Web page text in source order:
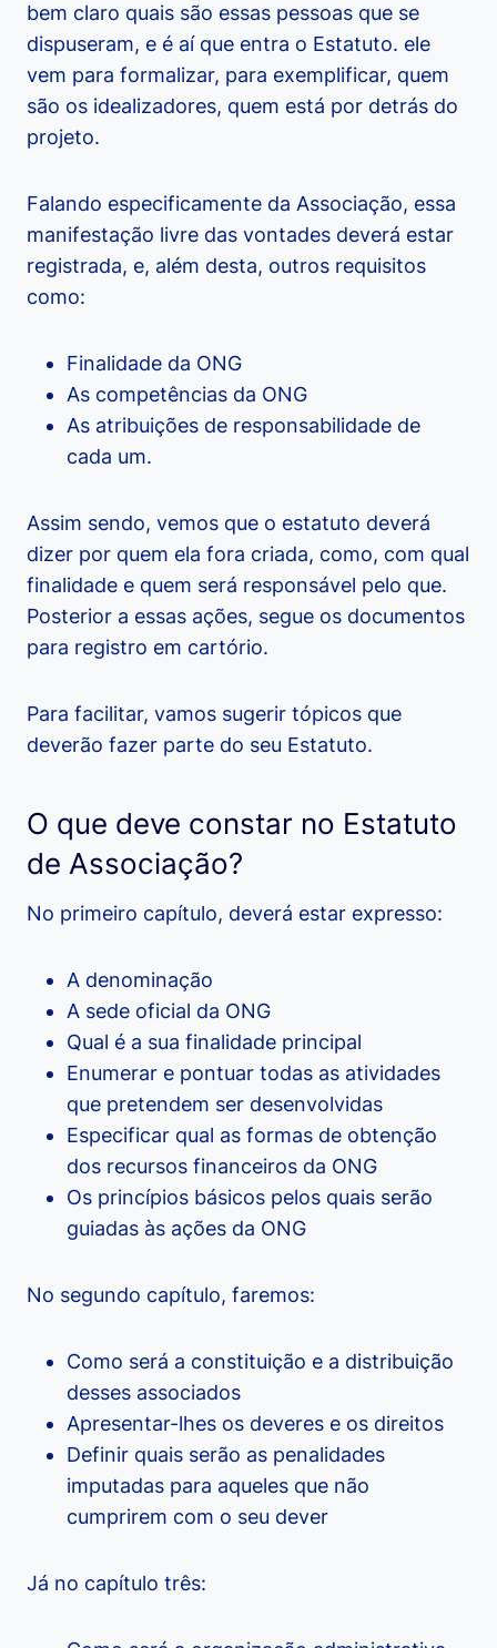
bem claro quais são essas pessoas que se
dispuseram, e é aí que entra o Estatuto. ele
vem para formalizar, para exemplificar, quem
são os idealizadores, quem está por detrás do
projeto.
Falando especificamente da Associação, essa
manifestação livre das vontades deverá estar
registrada, e, além desta, outros requisitos
como:
Finalidade da ONG
As competências da ONG
As atribuições de responsabilidade de
cada um.
Assim sendo, vemos que o estatuto deverá
dizer por quem ela fora criada, como, com qual
finalidade e quem será responsável pelo que.
Posterior a essas ações, segue os documentos
para registro em cartório.
Para facilitar, vamos sugerir tópicos que
deverão fazer parte do seu Estatuto.
O que deve constar no Estatuto
de Associação?
No primeiro capítulo, deverá estar expresso:
A denominação
A sede oficial da ONG
Qual é a sua finalidade principal
Enumerar e pontuar todas as atividades
que pretendem ser desenvolvidas
Especificar qual as formas de obtenção
dos recursos financeiros da ONG
Os princípios básicos pelos quais serão
guiadas às ações da ONG
No segundo capítulo, faremos:
Como será a constituição e a distribuição
desses associados
Apresentar-lhes os deveres e os direitos
Definir quais serão as penalidades
imputadas para aqueles que não
cumprirem com o seu dever
Já no capítulo três: